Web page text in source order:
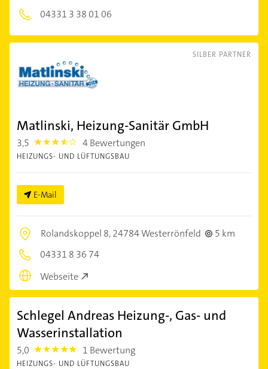
04331 3 38 01 06
SILBER PARTNER
Matlinski, Heizung-Sanitär GmbH
3,5 3.5 4 Bewertungen
HEIZUNGS- UND LÜFTUNGSBAU
E-Mail
Rolandskoppel 8,24784 Westerrönfeld
5 km
04331 8 36 74
Webseite
Schlegel Andreas Heizung-, Gas- und
Wasserinstallation
5,0 5.0 1 Bewertung
HEIZUNGS- UND LÜFTUNGSBAU